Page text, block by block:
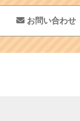
お問い合わせ